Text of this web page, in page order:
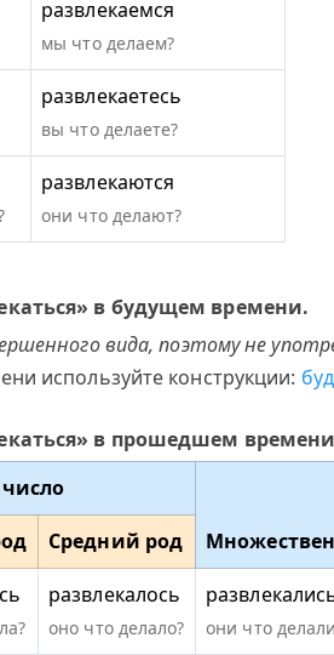
развлекаемся
мы что делаем?
развлекаетесь
вы что делаете?
развлекаются
они что делают?
в будущем времени.
вида, поэтому не
используйте конструкции:
в прошедшем
Средний род
развлекалось
оно что делало? они что